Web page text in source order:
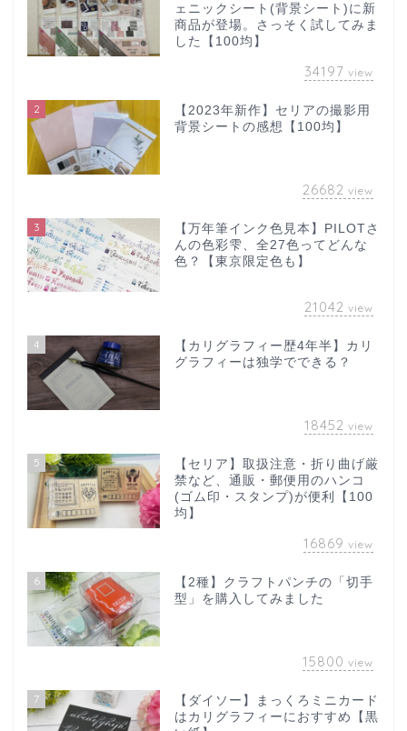
ェニックシート(背景シート)に新
商品が登場。さっそく試してみま
した【100均】
34197 view
2
【2023年新作】セリアの撮影用
背景シートの感想【100均】
26682 view
3
【万年筆インク色見本】PILOTさ
んの色彩雫、全27色ってどんな
色？【東京限定色も】
21042 view
4
【カリグラフィー歴4年半】カリ
グラフィーは独学でできる？
18452 view
5
【セリア】取扱注意・折り曲げ厳
禁など、通販・郵便用のハンコ
(ゴム印・スタンプ)が便利【100
均】
16869 view
6
【2種】クラフトパンチの「切手
型」を購入してみました
15800 view
7
【ダイソー】まっくろミニカード
はカリグラフィーにおすすめ【黒